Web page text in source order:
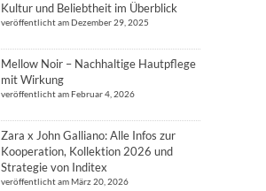
Kultur und Beliebtheit im Überblick
veröffentlicht am Dezember 29, 2025
Mellow Noir – Nachhaltige Hautpflege
mit Wirkung
veröffentlicht am Februar 4, 2026
Zara x John Galliano: Alle Infos zur
Kooperation, Kollektion 2026 und
Strategie von Inditex
veröffentlicht am März 20, 2026